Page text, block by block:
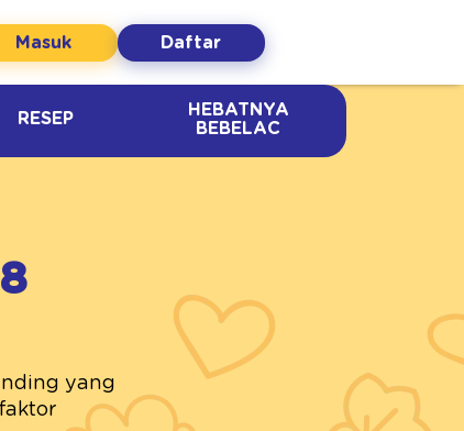
Masuk Daftar
RESEP
HEBATNYA
BEBELAC
yang